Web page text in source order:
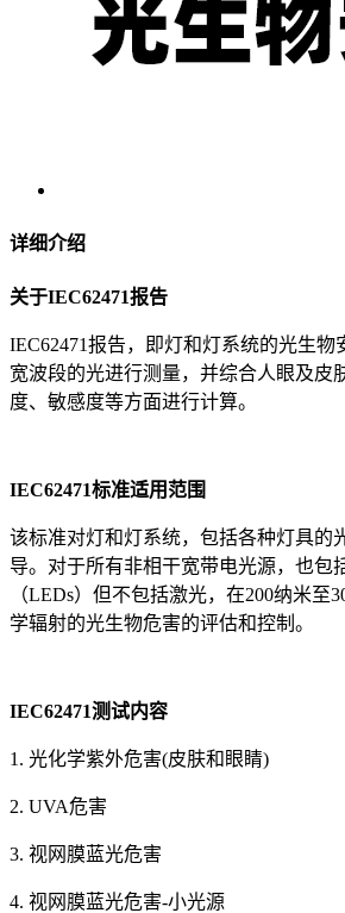
详细介绍
关于IEC62471报告
IEC62471报告，即灯和灯系统的光生物
宽波段的光进行测量，并综合人眼及皮
度、敏感度等方面进行计算。
IEC62471标准适用范围
该标准对灯和灯系统，包括各种灯具的
导。对于所有非相干宽带电光源，也包
（LEDs）但不包括激光，在200纳米至
学辐射的光生物危害的评估和控制。
IEC62471测试内容
1. 光化学紫外危害(皮肤和眼睛)
2. UVA危害
3. 视网膜蓝光危害
4. 视网膜蓝光危害-小光源